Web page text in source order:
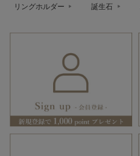
リングホルダー 誕生石